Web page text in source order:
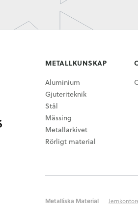
METALLKUNSKAP
Aluminium
Gjuteriteknik
Stål
Mässing
Metallarkivet
Rörligt material
Metalliska Material